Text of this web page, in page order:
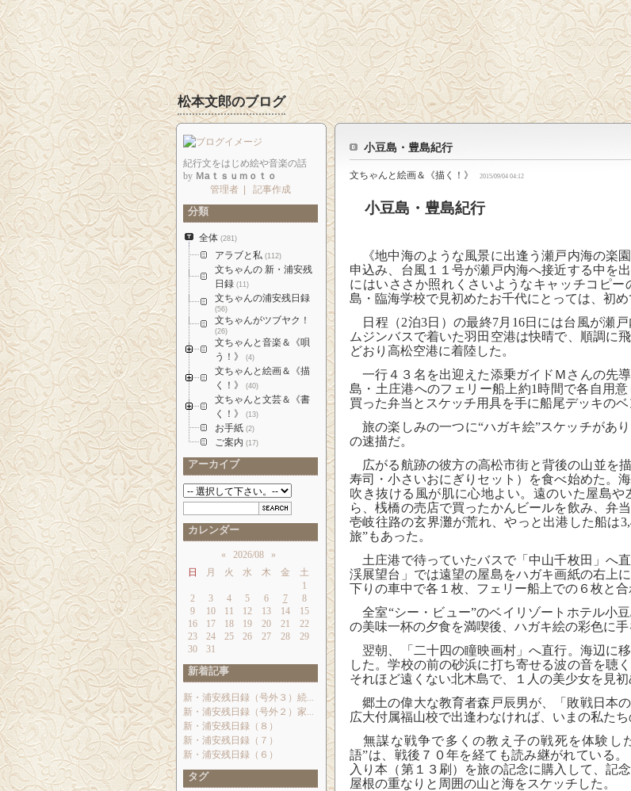
松本文郎のブログ
小豆島・豊島紀行
文ちゃんと絵画＆《描く！》 2015/09/04 04:12
小豆島・豊島紀行
《地中海のような風景に出逢う瀬戸内海の楽
申込み、台風１１号が瀬戸内海へ接近する中を
にはいささか照れくさいようなキャッチコピ
島・臨海学校で見初めたお千代にとっては、初め
日程（2泊3日）の最終7月 16日には台風が瀬
ムジンバスで着いた羽田空港は快晴で、順調に
どおり高松空港に着陸した。
一行４３名を出迎えた添乗ガイドＭさんの先
島・土庄港へのフェリー船上約1 時間で各自用
買った弁当とスケッチ用具を手に船尾デッキのベ
旅の楽しみの一つに“ハガキ絵”スケッチがあ
の速描だ。
広がる航跡の彼方の高松市街と背後の山並を
寿司・小さいおにぎりセット）を食べ始めた。
吹き抜ける風が肌に心地よい。遠のいた屋島
ら、桟橋の売店で買ったかんビールを飲み、弁
壱岐往路の玄界灘が荒れ、やっと出港した船は
旅”もあった。
土庄港で待っていたバスで「中山千枚田」へ
渓展望台」では遠望の屋島をハガキ画紙の右上
下りの車中で各１枚、フェリー船上での６枚と
全室“シー・ビュー”のベイリゾートホテル小
の美味一杯の夕食を満喫後、ハガキ絵の彩色に手
翌朝、「二十四の瞳映画村」へ直行。海辺に
した。学校の前の砂浜に打ち寄せる波の音を聴
それほど遠くない北木島で、１人の美少女を見
郷土の偉大な教育者森戸辰男が、「敗戦日本
広大付属福山校で出逢わなければ、いまの私た
無謀な戦争で多くの教え子の戦死を体験
語”は、 戦後７０年を経ても読み継がれている
入り本（第１３刷）を旅の記念に購入して、記
屋根の重なりと周囲の山と海をスケッチした。
紀行文をはじめ絵や音楽の話
by Ｍaｔｓｕｍｏｔｏ
管理者
記事作成
分類
全体 (281)
アラブと私 (112)
文ちゃんの 新・浦安残
日録 (11)
文ちゃんの浦安残日録
(56)
文ちゃんがツブヤク！
(26)
文ちゃんと音楽＆《唄
う！》
(4)
文ちゃんと絵画＆《描
く！》
(40)
文ちゃんと文芸＆《書
く！》
(13)
お手紙 (2)
ご案内 (17)
アーカイブ
カレンダー
« 2026/08
»
日
月 火 水 木 金
土
1
2
3 4 5 6 7
8
9
10 11 12 13 14
15
16
17 18 19 20 21
22
23
24 25 26 27 28
29
30
31
新着記事
新・浦安残日録（号外３）続...
新・浦安残日録（号外２）家...
新・浦安残日録（８）
新・浦安残日録（７）
新・浦安残日録（６）
タグ